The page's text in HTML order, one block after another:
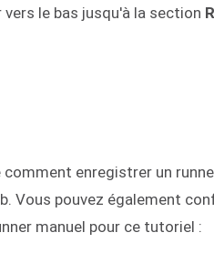
le bas jusqu'à la section
comment enregistrer un
Vous pouvez également
manuel pour ce tutoriel :